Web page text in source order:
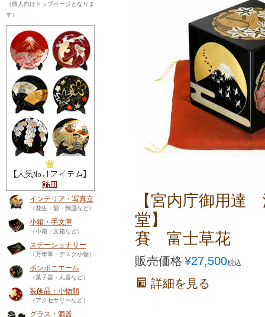
（個人向けトップページとなりま
す）
インテリア・写真立
（花生・額・飾皿など）
小箱・手文庫
（小箱・文箱など）
ステーショナリー
（万年筆・デスク小物）
ボンボニエール
（菓子器・丸器など）
装飾品・小物類
（アクセサリーなど）
グラス・酒器
【宮内庁御用達
堂】
賽 富士草花
販売価格 ¥27,500税込
詳細を見る